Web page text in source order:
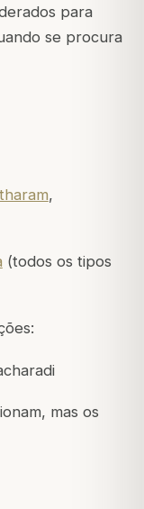
para
se procura
,
(todos os tipos
mas os